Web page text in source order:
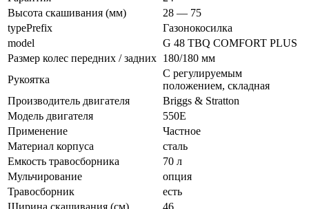
Высота скашивания (мм)
28 — 75
typePrefix
Газонокосилка
model
G 48 TBQ COMFORT PLUS
Размер колес передних / задних 180/180 мм
Рукоятка
С регулируемым
положением, складная
Производитель двигателя
Briggs & Stratton
Модель двигателя
550E
Применение
Частное
Материал корпуса
сталь
Емкость травосборника
70 л
Мульчирование
опция
Травосборник
есть
Ширина скашивания (см)
46